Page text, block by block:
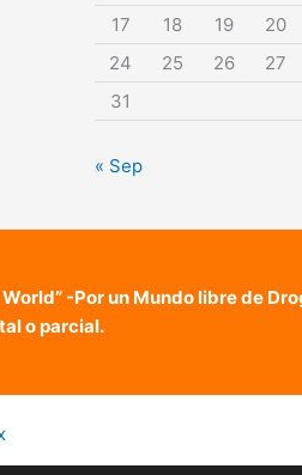
17
18 19 20
24
25 26 27
31
« Sep
-Por un Mundo libre de
o parcial.